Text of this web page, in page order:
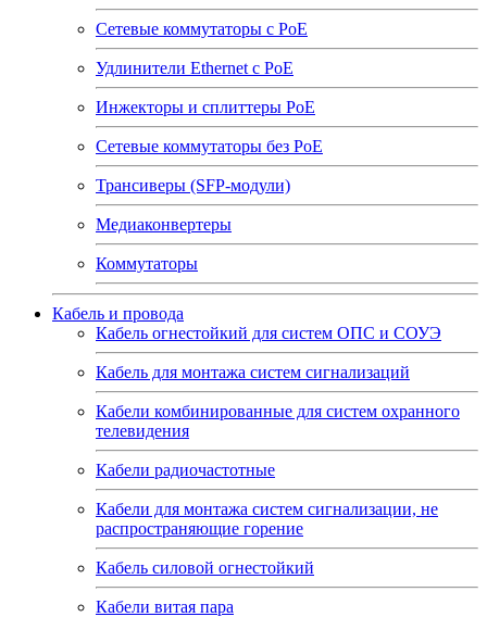
Сетевые коммутаторы с РоЕ
Удлинители Ethernet с PoE
Инжекторы и сплиттеры РоЕ
Сетевые коммутаторы без РоЕ
Трансиверы (SFP-модули)
Медиаконвертеры
Коммутаторы
Кабель и провода
Кабель огнестойкий для систем ОПС и СОУЭ
Кабель для монтажа систем сигнализаций
Кабели комбинированные для систем охранного
телевидения
Кабели радиочастотные
Кабели для монтажа систем сигнализации, не
распространяющие горение
Кабель силовой огнестойкий
Кабели витая пара